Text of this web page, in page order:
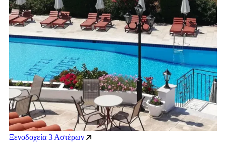
Ξενοδοχεία 3 Αστέρων